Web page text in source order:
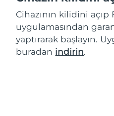
Cihazının kilidini açıp
uygulamasından
yaptırarak başlayın.
buradan indirin.